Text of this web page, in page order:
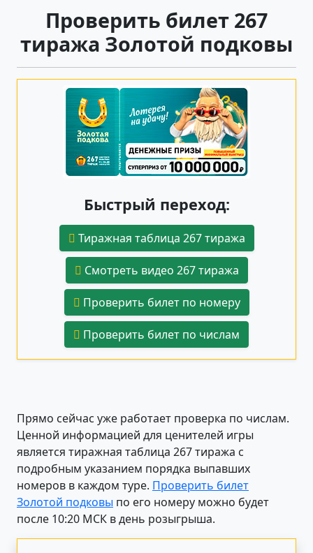
Проверить билет 267
тиража Золотой подковы
Быстрый переход:
Тиражная таблица 267 тиража
Смотреть видео 267 тиража
Проверить билет по номеру
Проверить билет по числам
Прямо сейчас уже работает проверка по числам.
Ценной информацией для ценителей игры
является тиражная таблица 267 тиража с
подробным указанием порядка выпавших
номеров в каждом туре. Проверить билет
Золотой подковы по его номеру можно будет
после 10:20 МСК в день розыгрыша.